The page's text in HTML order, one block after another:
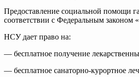
Предоставление социальной помощи
соответствии с Федеральным
НСУ дает право на:
— бесплатное получение
— бесплатное санаторно-курортное